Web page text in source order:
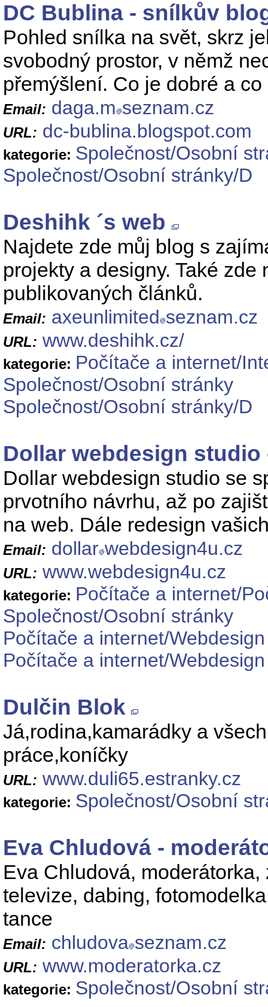
DC Bublina - snílkův
Pohled snílka na svět, skrz
svobodný prostor, v němž
přemýšlení. Co je dobré a co
Email: daga.m seznam.cz
URL: dc-bublina.blogspot.com
kategorie: Společnost/Osobní
Společnost/Osobní stránky/D
Deshihk ´s web
Najdete zde můj blog s
projekty a designy. Také
publikovaných článků.
Email: axeunlimited seznam.cz
URL: www.deshihk.cz/
kategorie: Počítače a internet/
Společnost/Osobní stránky
Společnost/Osobní stránky/D
Dollar webdesign
Dollar webdesign studio se
prvotního návrhu, až po
na web. Dále redesign
Email: dollar webdesign4u.cz
URL: www.webdesign4u.cz
kategorie: Počítače a internet/
Společnost/Osobní stránky
Počítače a internet/
Počítače a internet/
Dulčin Blok
Já,rodina,kamarádky a
práce,koníčky
URL: www.duli65.estranky.cz
kategorie: Společnost/Osobní
Eva Chludová -
Eva Chludová,
televize, dabing,
tance
Email: chludova seznam.cz
URL: www.moderatorka.cz
kategorie: Společnost/Osobní